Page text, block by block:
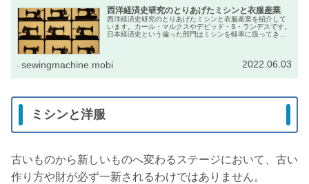
西洋経済史研究のとりあげたミシンと衣服産業
西洋経済史研究のとりあげたミシンと衣服産業を紹介して
います。カール・マルクスやデビッド・S・ランデスです。
日本経済史という偏った部門はミシンを軽率に扱ってきま
sewingmachine.mobi 2022.06.03
ミシンと洋服
古いものから新しいものへ変わるステージにおいて、古い
作り方や財が必ず一新されるわけではありません。